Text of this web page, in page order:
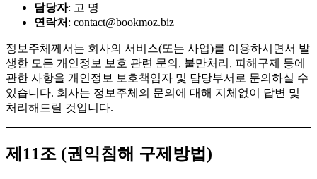
담당자: 고 명
연락처 : contact@bookmoz.biz
정보주체께서는 회사의 서비스(또는 사업)를 이용하시면서 발
생한 모든 개인정보 보호 관련 문의, 불만처리, 피해구제 등에
관한 사항을 개인정보 보호책임자 및 담당부서로 문의하실 수
있습니다. 회사는 정보주체의 문의에 대해 지체없이 답변 및
처리해드릴 것입니다.
제11조 (권익침해 구제방법)